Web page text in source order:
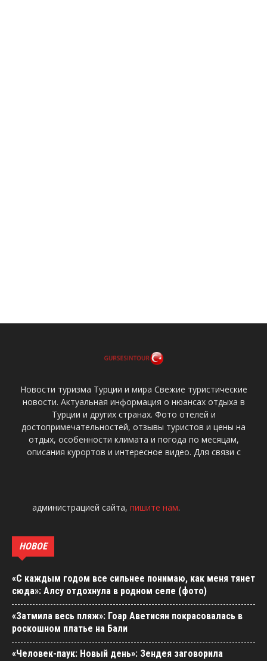
Новости туризма Турции и мира Свежие туристические
новости. Актуальная информация о нюансах отдыха в
Турции и других странах. Фото отелей и
достопримечательностей, отзывы туристов и цены на
отдых, особенности климата и погода по месяцам,
описания курортов и интересное видео. Для связи с
администрацией сайта, пишите нам.
НОВОЕ
«С каждым годом все сильнее понимаю, как меня тянет
сюда»: Алсу отдохнула в родном селе (фото)
«Затмила весь пляж»: Гоар Аветисян покрасовалась в
роскошном платье на Бали
«Человек-паук: Новый день»: Зендея заговорила